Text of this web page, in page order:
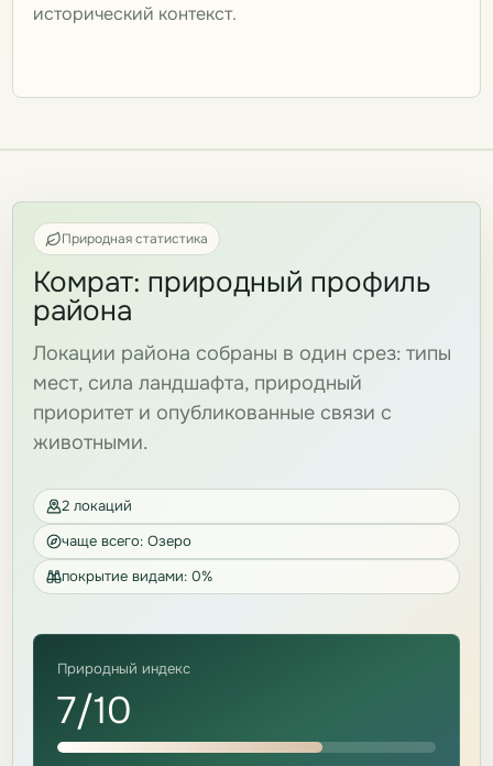
исторический контекст.
Природная статистика
Комрат: природный профиль
района
Локации района собраны в один срез: типы
мест, сила ландшафта, природный
приоритет и опубликованные связи с
животными.
2 локаций
чаще всего: Озеро
покрытие видами: 0%
Природный индекс
7/10